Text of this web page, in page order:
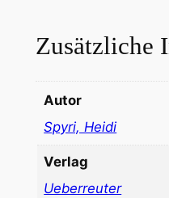
Zusätzliche
Autor
Spyri, Heidi
Verlag
Ueberreuter